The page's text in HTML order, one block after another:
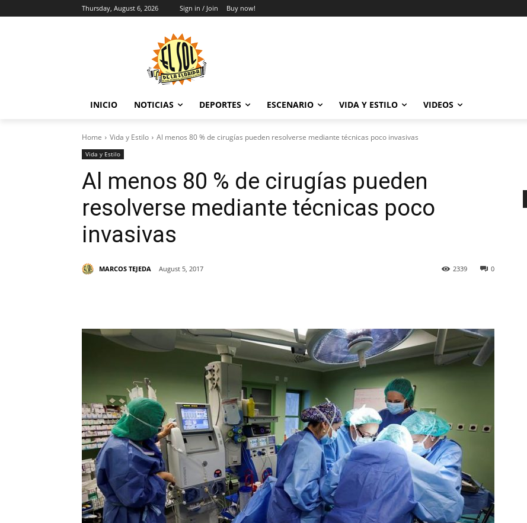
Thursday, August 6, 2026 Sign in / Join Buy now!
INICIO NOTICIAS DEPORTES ESCENARIO VIDA Y ESTILO VIDEOS
Home Vida y Estilo Al menos 80 % de cirugías pueden resolverse mediante técnicas poco invasivas
Vida y Estilo
Al menos 80 % de cirugías pueden
resolverse mediante técnicas poco
invasivas
MARCOS TEJEDA August 5, 2017 0
2339